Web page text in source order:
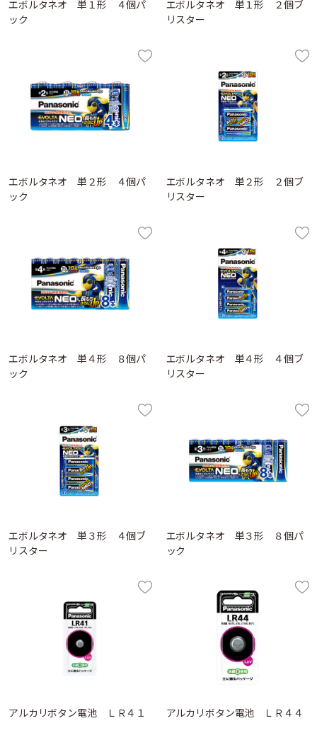
エボルタネオ 単１形 ４個パ
ック
エボルタネオ 単１形 ２個ブ
リスター
エボルタネオ 単２形 ４個パ
ック
エボルタネオ 単２形 ２個ブ
リスター
エボルタネオ 単４形 ８個パ
ック
エボルタネオ 単４形 ４個ブ
リスター
エボルタネオ 単３形 ４個ブ
リスター
エボルタネオ 単３形 ８個パ
ック
アルカリボタン電池 ＬＲ４１ アルカリボタン電池 ＬＲ４４